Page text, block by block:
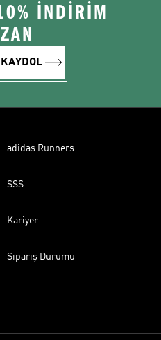
İNDİRİM
adidas Runners
SSS
Kariyer
Sipariş Durumu